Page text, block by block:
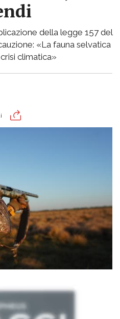
della legge 157 del
«La fauna selvatica
climatica»